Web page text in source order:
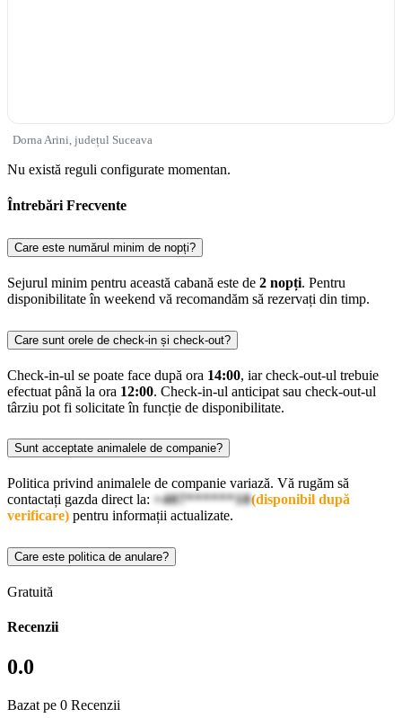
Dorna Arini, județul Suceava
Nu există reguli configurate momentan.
Întrebări Frecvente
Care este numărul minim de nopți?
Sejurul minim pentru această cabană este de 2 nopți. Pentru
disponibilitate în weekend vă recomandăm să rezervați din timp.
Care sunt orele de check-in și check-out?
Check-in-ul se poate face după ora 14:00, iar check-out-ul trebuie
efectuat până la ora 12:00. Check-in-ul anticipat sau check-out-ul
târziu pot fi solicitate în funcție de disponibilitate.
Sunt acceptate animalele de companie?
Politica privind animalele de companie variază. Vă rugăm să
contactați gazda direct la: +407******18(disponibil după
verificare) pentru informații actualizate.
Care este politica de anulare?
Gratuită
Recenzii
0.0
Bazat pe 0 Recenzii